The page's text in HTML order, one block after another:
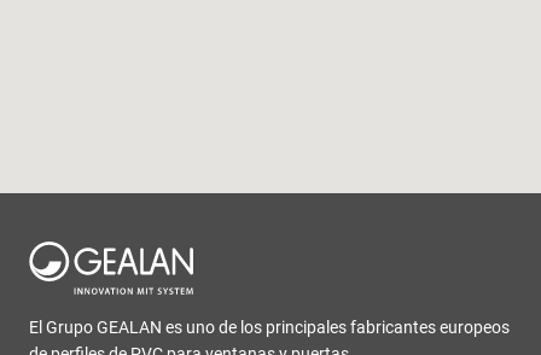
El Grupo GEALAN es uno de los principales fabricantes europeos